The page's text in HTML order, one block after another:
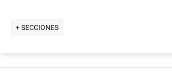
+ SECCIONES